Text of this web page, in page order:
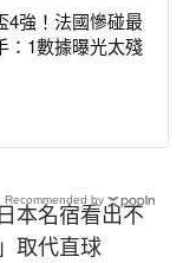
4強！法國慘碰最
：1數據曝光太殘
本名宿看出不
取代直球
Recommended by